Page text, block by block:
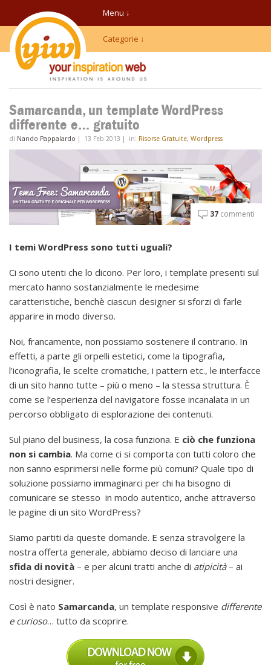
Menu ↓
Categorie ↓
Samarcanda, un template WordPress
differente e… gratuito
di Nando Pappalardo | 13 Feb 2013 | in: Risorse Gratuite, Wordpress
37 commenti
I temi WordPress sono tutti uguali?
Ci sono utenti che lo dicono. Per loro, i template presenti sul
mercato hanno sostanzialmente le medesime
caratteristiche, benchè ciascun designer si sforzi di farle
apparire in modo diverso.
Noi, francamente, non possiamo sostenere il contrario. In
effetti, a parte gli orpelli estetici, come la tipografia,
l’iconografia, le scelte cromatiche, i pattern etc., le interfacce
di un sito hanno tutte – più o meno – la stessa struttura. È
come se l’esperienza del navigatore fosse incanalata in un
percorso obbligato di esplorazione dei contenuti.
Sul piano del business, la cosa funziona. E ciò che funziona
non si cambia. Ma come ci si comporta con tutti coloro che
non sanno esprimersi nelle forme più comuni? Quale tipo di
soluzione possiamo immaginarci per chi ha bisogno di
comunicare se stesso in modo autentico, anche attraverso
le pagine di un sito WordPress?
Siamo partiti da queste domande. E senza stravolgere la
nostra offerta generale, abbiamo deciso di lanciare una
sfida di novità – e per alcuni tratti anche di atipicità– ai
nostri designer.
Così è nato Samarcanda, un template responsive differente
e curioso… tutto da scoprire.